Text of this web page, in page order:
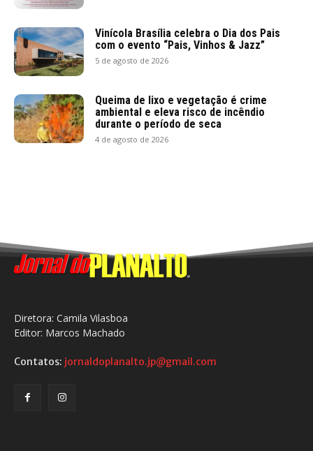
Vinícola Brasília celebra o Dia dos Pais
com o evento “Pais, Vinhos & Jazz”
5 de agosto de 2026
Queima de lixo e vegetação é crime
ambiental e eleva risco de incêndio
durante o período de seca
4 de agosto de 2026
Diretora: Camila Vilasboa
Editor: Marcos Machado
Contatos: jornaldoplanalto.jp@gmail.com